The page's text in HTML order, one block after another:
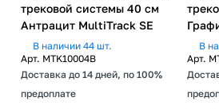
трековой системы 40 см
Антрацит MultiTrack SE
В наличии 44 шт.
Арт. MTK10004B
Доставка до 14 дней, по 100%
предоплате
В
Арт.